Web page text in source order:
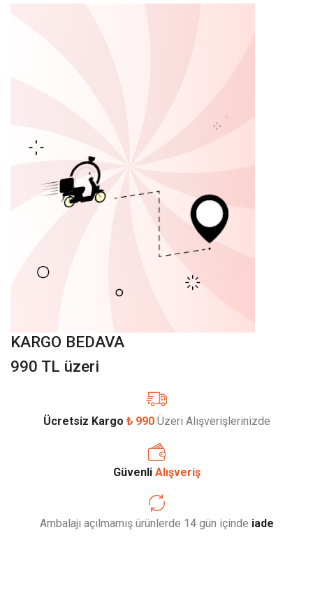
KARGO BEDAVA
990 TL üzeri
Ücretsiz Kargo ₺ 990Üzeri Alışverişlerinizde
Güvenli Alışveriş
Ambalajı açılmamış ürünlerde 14 gün içinde iade